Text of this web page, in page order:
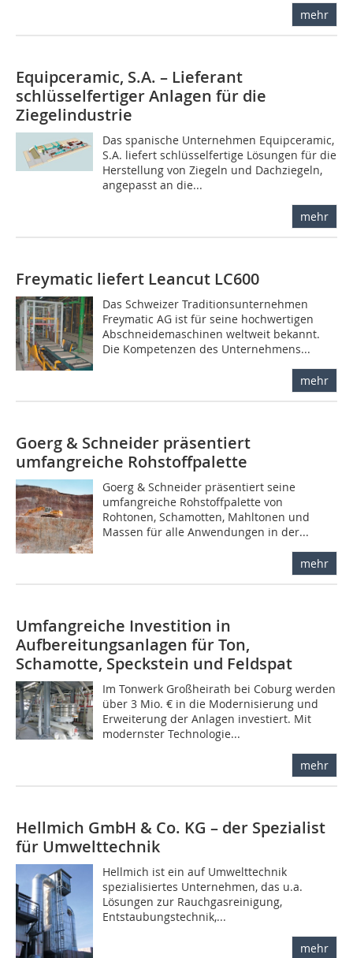
mehr
Equipceramic, S.A. – Lieferant
schlüsselfertiger ­Anlagen für die
Ziegelindustrie
Das spanische Unternehmen Equipceramic,
S.A. liefert schlüsselfertige Lösungen für die
Herstellung von Ziegeln und Dachziegeln,
angepasst an die...
mehr
Freymatic liefert Leancut LC600
Das Schweizer Traditionsunternehmen
Freymatic AG ist für seine hochwertigen
Abschneidemaschinen weltweit bekannt.
Die Kompetenzen des Unternehmens...
mehr
Goerg & Schneider präsentiert
umfangreiche ­Rohstoffpalette
Goerg & Schneider präsentiert seine
umfangreiche Rohstoffpalette von
Rohtonen, Schamotten, Mahltonen und
Massen für alle Anwendungen in der...
mehr
Umfangreiche Investition in
Aufbereitungsanlagen für Ton,
Schamotte, Speckstein und Feldspat
Im Tonwerk Großheirath bei Coburg werden
über 3 Mio. € in die Modernisierung und
Erweiterung der Anlagen investiert. Mit
modernster Technologie...
mehr
Hellmich GmbH & Co. KG – der Spezialist
für Umwelttechnik
Hellmich ist ein auf Umwelttechnik
spezialisiertes Unternehmen, das u.a.
Lösungen zur Rauchgasreinigung,
Entstaubungstechnik,...
mehr